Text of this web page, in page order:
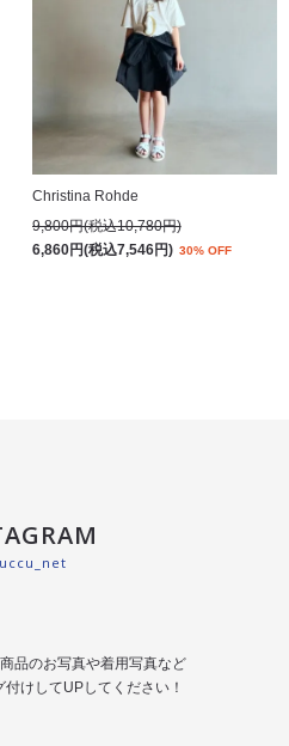
Christina Rohde
9,800円(税込10,780円)
6,860円(税込7,546円) 30% OFF
品のお写真や着用写真など
付けしてUPしてください！